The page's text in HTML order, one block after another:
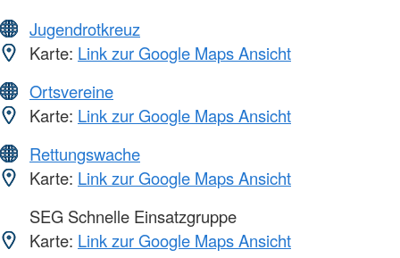
Jugendrotkreuz
Karte: Link zur Google Maps Ansicht
Ortsvereine
Karte: Link zur Google Maps Ansicht
Rettungswache
Karte: Link zur Google Maps Ansicht
SEG Schnelle Einsatzgruppe
Karte: Link zur Google Maps Ansicht